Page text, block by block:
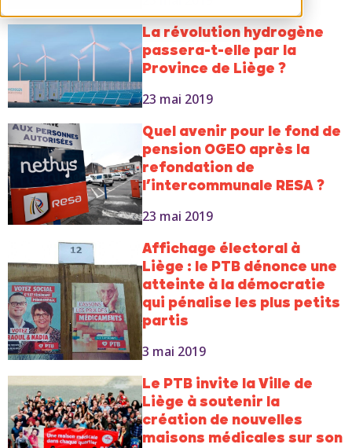
La révolution hydrogène
passera-t-elle par la
Province de Liège ?
23 mai 2019
Quel avenir pour le fond de
pension OGEO après la
refondation de
l’intercommunale RESA ?
23 mai 2019
Affichage électoral à
Liège : le PTB dénonce une
atteinte à la démocratie
qui pénalise les plus petits
partis
3 mai 2019
Le PTB invite la Ville de
Liège à soutenir la
création de nouvelles
maisons médicales sur son